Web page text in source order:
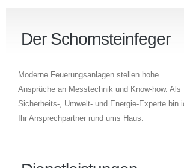
Der Schornsteinfeger
Moderne Feuerungsanlagen stellen hohe
Ansprüche an Messtechnik und Know-how. Als
Sicherheits-, Umwelt- und Energie-Experte bin
Ihr Ansprechpartner rund ums Haus.